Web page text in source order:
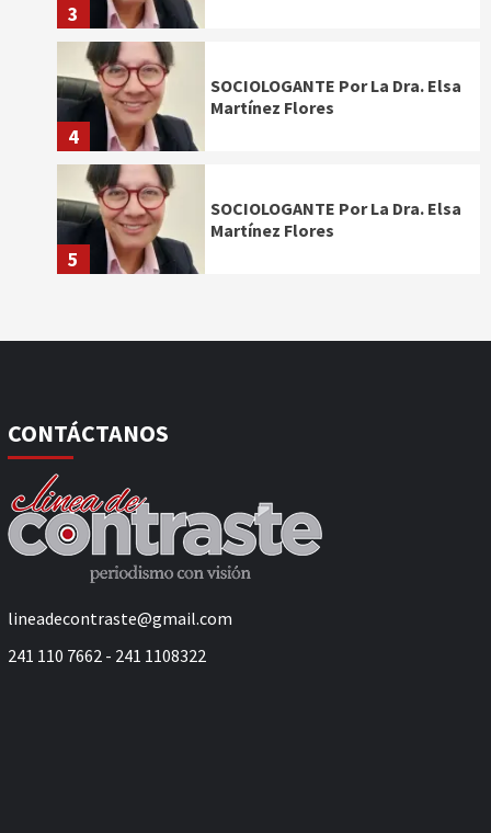
3
4
SOCIOLOGANTE Por La Dra. Elsa
Martínez Flores
5
SOCIOLOGANTE Por La Dra. Elsa
Martínez Flores
CONTÁCTANOS
lineadecontraste@gmail.com
241 110 7662 - 241 1108322